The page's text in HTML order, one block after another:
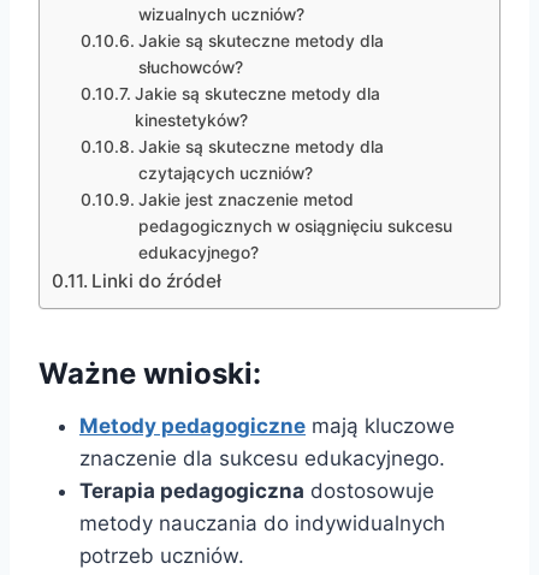
wizualnych uczniów?
Jakie są skuteczne metody dla
słuchowców?
Jakie są skuteczne metody dla
kinestetyków?
Jakie są skuteczne metody dla
czytających uczniów?
Jakie jest znaczenie metod
pedagogicznych w osiągnięciu sukcesu
edukacyjnego?
Linki do źródeł
Ważne wnioski:
Metody pedagogiczne mają kluczowe
znaczenie dla sukcesu edukacyjnego.
Terapia pedagogiczna dostosowuje
metody nauczania do indywidualnych
potrzeb uczniów.